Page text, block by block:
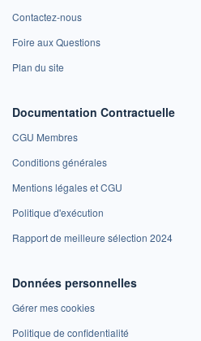
Contactez-nous
Foire aux Questions
Plan du site
Documentation Contractuelle
CGU Membres
Conditions générales
Mentions légales et CGU
Politique d'exécution
Rapport de meilleure sélection 2024
Données personnelles
Gérer mes cookies
Politique de confidentialité